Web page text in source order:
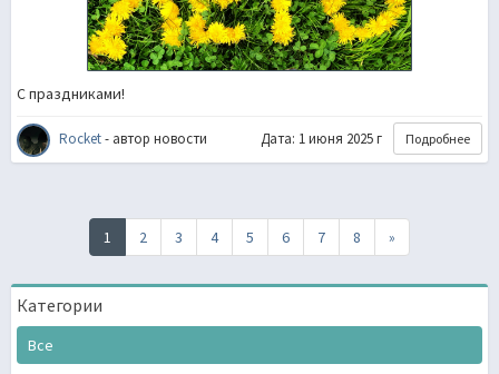
С праздниками!
Rоcket- автор новости Подробнее
Дата: 1 июня 2025 г
1 2 3 4 5 6 7 8 »
Категории
Все